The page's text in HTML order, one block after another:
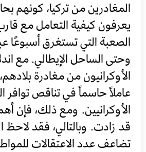
المغادرين من تركيا، كونهم
يعرفون كيفية التعامل مع
الصعبة التي تستغرق أسبوعًا
وحتى الساحل الإيطالي. مع
الأوكرانيون من مغادرة
عاملاً حاسماً في تناقص توافر
الأوكرانيين. ومع ذلك، فإن
قد زادت. وبالتالي، فقد لاحظ